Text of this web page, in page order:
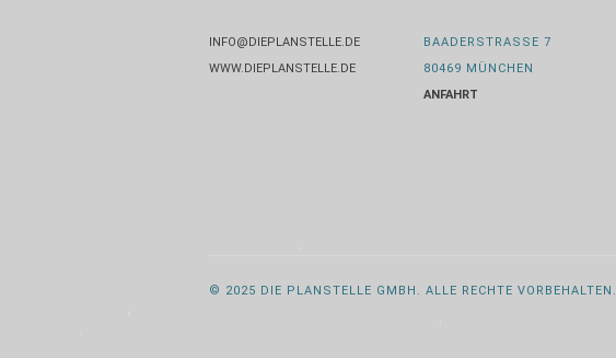
INFO@DIEPLANSTELLE.DE
WWW.DIEPLANSTELLE.DE
BAADERSTRASSE 7
80469 MÜNCHEN
ANFAHRT
© 2025 DIE PLANSTELLE GMBH. ALLE RECHTE VORBEHALTEN.